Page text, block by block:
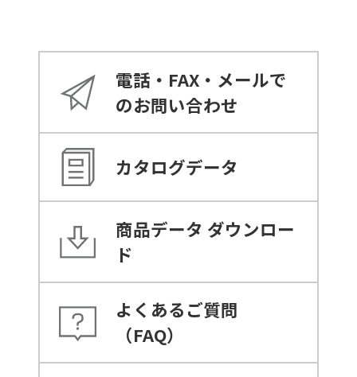
電話・FAX・メールで
のお問い合わせ
カタログデータ
商品データ ダウンロー
ド
よくあるご質問
（FAQ）